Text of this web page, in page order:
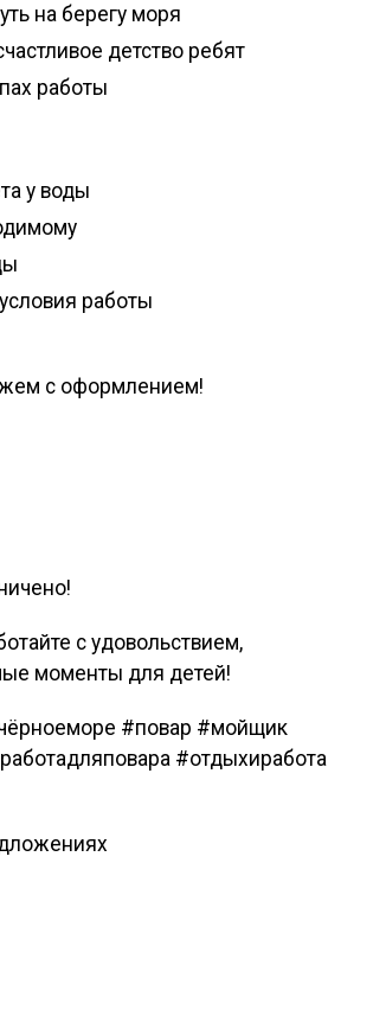
на берегу моря
детство ребят
работы
у воды
работы
с оформлением!
с удовольствием,
моменты для детей!
#повар #мойщик
#отдыхиработа